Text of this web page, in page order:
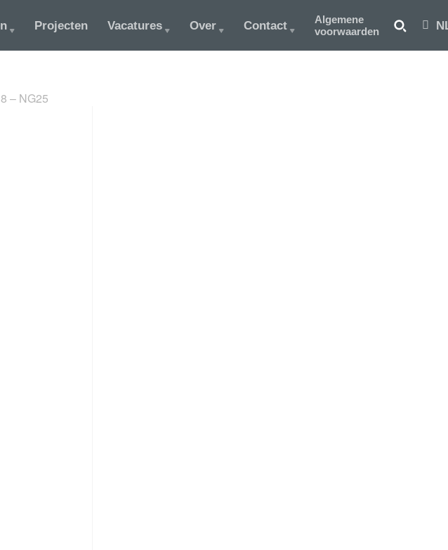
– NG25
Projecten Vacatures Over Contact
Algemene
voorwaarden